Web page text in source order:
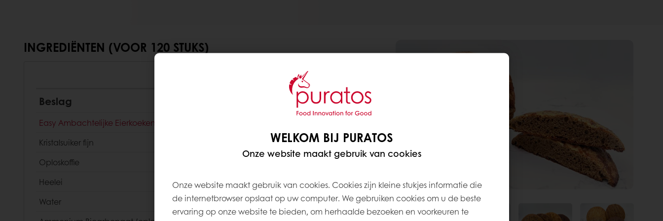
INGREDIËNTEN (VOOR 120 STUKS)
Gram
Beslag
Easy Ambachtelijke Eierkoeken
Kristalsuiker fijn
2.000
40
Oploskoffie
Heelei
1.250
25
Water
875
17,5
WELKOM BIJ PURATOS
Onze website maakt gebruik van cookies
Onze website maakt gebruik van cookies. Cookies zijn kleine stukjes informatie die
de internetbrowser opslaat op uw computer. We gebruiken cookies om u de beste
ervaring op onze website te bieden, om herhaalde bezoeken en voorkeuren te